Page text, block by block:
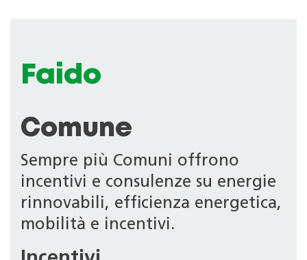
Faido
Comune
Sempre più Comuni offrono
incentivi e consulenze su energie
rinnovabili, efficienza energetica,
mobilità e incentivi.